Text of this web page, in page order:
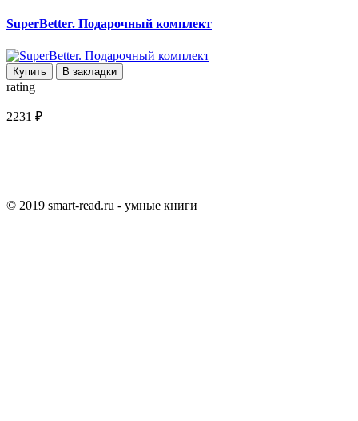
SuperBetter. Подарочный комплект
Купить В закладки
rating
2231 ₽
© 2019 smart-read.ru - умные книги